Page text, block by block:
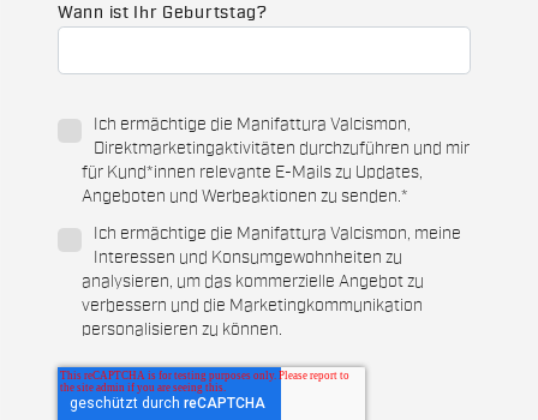
Wann ist Ihr Geburtstag?
Ich ermächtige die Manifattura Valcismon,
Direktmarketingaktivitäten durchzuführen und mir
für Kund*innen relevante E-Mails zu Updates,
Angeboten und Werbeaktionen zu senden.*
Ich ermächtige die Manifattura Valcismon, meine
Interessen und Konsumgewohnheiten zu
analysieren, um das kommerzielle Angebot zu
verbessern und die Marketingkommunikation
personalisieren zu können.